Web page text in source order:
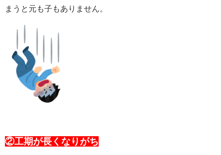
まうと元も子もありません。
②工期が長くなりがち